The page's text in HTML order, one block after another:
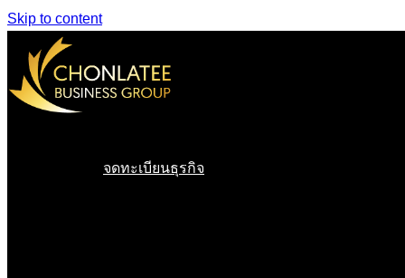
Skip to content
จดทะเบียนธุรกิจ